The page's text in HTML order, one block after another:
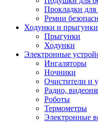
Прокладки для
Ремни
Ходунки и прыгунки
Прыгунки
Ходунки
Электронные
Ингаляторы
Ночники
Очистители и
Радио,
Роботы
Термометры
Электронные